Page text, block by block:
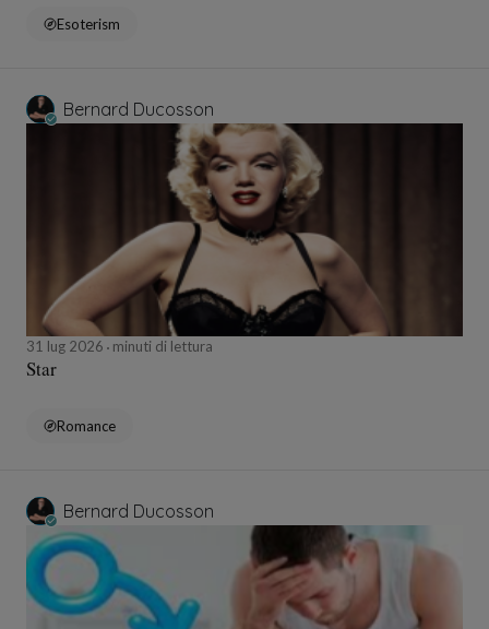
Esoterism
Bernard Ducosson
31 lug 2026 minuti di lettura
Star
Romance
Bernard Ducosson